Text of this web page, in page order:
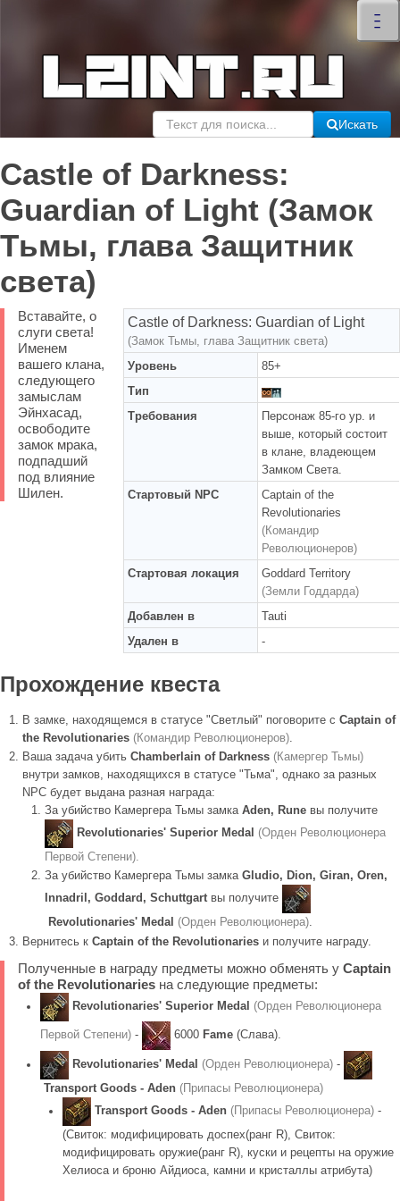
–
–
–
×
Искать
Castle of Darkness:
Guardian of Light (Замок
Тьмы, глава Защитник
света)
Castle of Darkness: Guardian of Light
(Замок Тьмы, глава Защитник света)
Уровень
85+
Тип
Требования
Персонаж 85-го ур. и
выше, который состоит
в клане, владеющем
Замком Света.
Стартовый NPC
Captain of the
Revolutionaries
(Командир
Революционеров)
Стартовая локация
Goddard Territory
(Земли Годдарда)
Добавлен в
Tauti
Удален в
-
Вставайте, о
слуги света!
Именем
вашего клана,
следующего
замыслам
Эйнхасад,
освободите
замок мрака,
подпадший
под влияние
Шилен.
Прохождение квеста
В замке, находящемся в статусе "Светлый" поговорите с Captain of
the Revolutionaries (Командир Революционеров).
Ваша задача убить Chamberlain of Darkness (Камергер Тьмы)
внутри замков, находящихся в статусе "Тьма", однако за разных
NPC будет выдана разная награда:
За убийство Камергера Тьмы замка Aden, Rune вы получите
Revolutionaries' Superior Medal (Орден Революционера
Первой Степени).
За убийство Камергера Тьмы замка Gludio, Dion, Giran, Oren,
Innadril, Goddard, Schuttgartвы получите
Revolutionaries' Medal (Орден Революционера).
Вернитесь к Captain of the Revolutionaries и получите награду.
Полученные в награду предметы можно обменять у Captain
of the Revolutionaries на следующие предметы:
Revolutionaries' Superior Medal (Орден Революционера
Первой Степени) - 6000 Fame (Слава).
Revolutionaries' Medal (Орден Революционера) -
Transport Goods - Aden (Припасы Революционера)
Transport Goods - Aden (Припасы Революционера) -
(Cвиток: модифицировать доспех(ранг R), Cвиток:
модифицировать оружие(ранг R), куски и рецепты на оружие
Хелиоса и броню Айдиоса, камни и кристаллы атрибута)